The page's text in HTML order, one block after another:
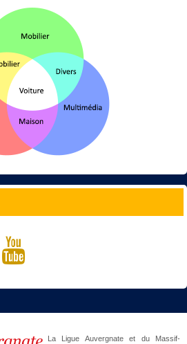
La Ligue Auvergnate et du Massif-